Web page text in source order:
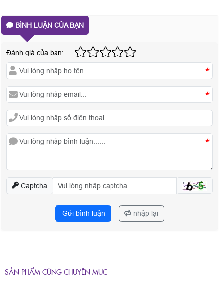
BÌNH LUẬN CỦA BẠN
Đánh giá của bạn:
*
*
*
Captcha
Gửi bình luận nhập lại
SẢN PHẨM CÙNG CHUYÊN MỤC